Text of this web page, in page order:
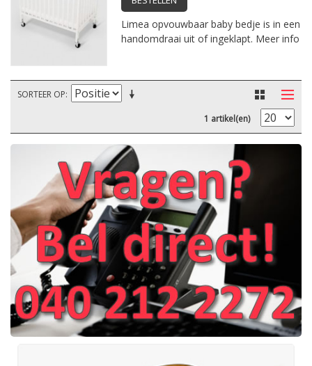
Limea opvouwbaar baby bedje is in een
handomdraai uit of ingeklapt. Meer info
SORTEER OP
1 artikel(en)